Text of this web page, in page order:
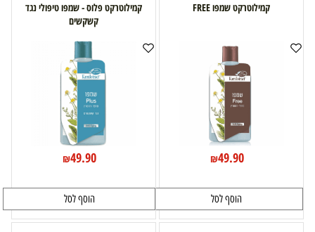
קמילוטרקט שמפו FREE
₪49.90
הוסף לסל
קמילוטרקט פלוס - שמפו טיפולי נגד
קשקשים
₪49.90
הוסף לסל